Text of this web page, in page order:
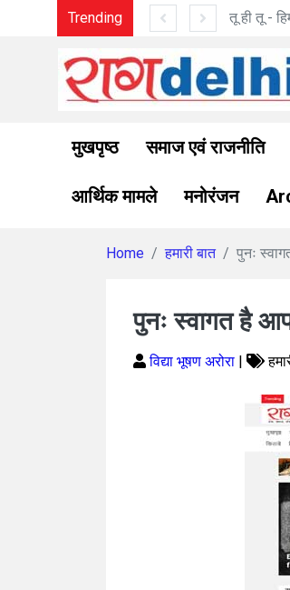
Trending
Moment? तू ही तू -
मुखपृष्ठ समाज एवं राजनीति
आर्थिक मामले मनोरंजन
Home हमारी बात पुनः
पुनः स्वागत है
विद्या भूषण अरोरा |